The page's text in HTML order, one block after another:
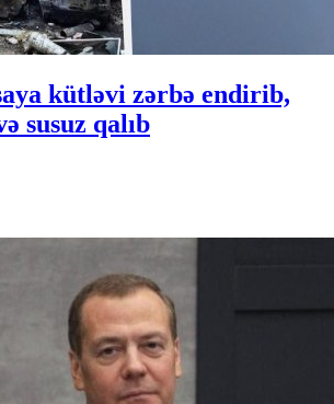
kütləvi zərbə endirib,
susuz qalıb